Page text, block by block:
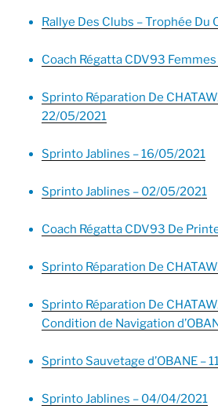
Rallye Des Clubs – Trophée Du
Coach Régatta CDV93 Femmes
Sprinto Réparation De
22/05/2021
Sprinto Jablines – 16/05/2021
Sprinto Jablines – 02/05/2021
Coach Régatta CDV93 De
Sprinto Réparation De
Sprinto Réparation De
Condition de Navigation
Sprinto Sauvetage d’OBANE –
Sprinto Jablines – 04/04/2021